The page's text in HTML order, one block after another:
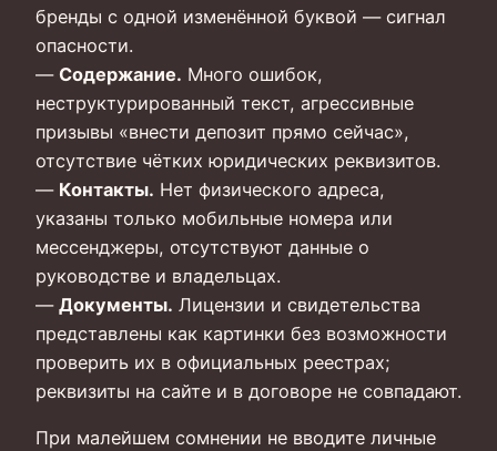
бренды с одной изменённой буквой — сигнал
опасности.
— Содержание. Много ошибок,
неструктурированный текст, агрессивные
призывы «внести депозит прямо сейчас»,
отсутствие чётких юридических реквизитов.
— Контакты. Нет физического адреса,
указаны только мобильные номера или
мессенджеры, отсутствуют данные о
руководстве и владельцах.
— Документы. Лицензии и свидетельства
представлены как картинки без возможности
проверить их в официальных реестрах;
реквизиты на сайте и в договоре не совпадают.
При малейшем сомнении не вводите личные